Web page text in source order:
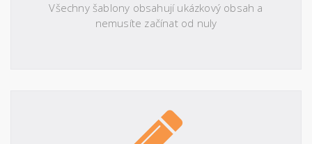
Všechny šablony obsahují ukázkový obsah a
nemusíte začínat od nuly